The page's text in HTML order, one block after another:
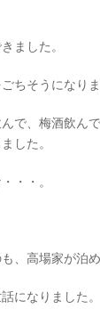
ました。
ちそうになり
で、梅酒飲ん
した。
・・。
、高場家が泊
になりました。